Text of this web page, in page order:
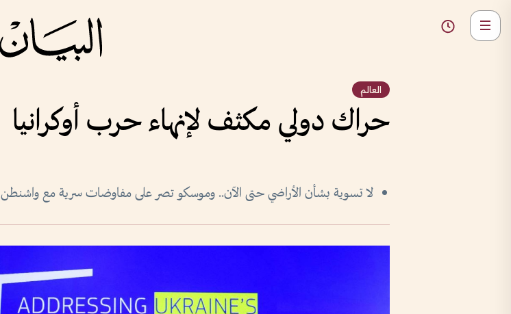
العالم
حراك دولي مكثف لإنهاء حرب أوكرانيا
لا تسوية بشأن الأراضي حتى الآن.. وموسكو تصر على مفاوضات سرية مع واشنطن